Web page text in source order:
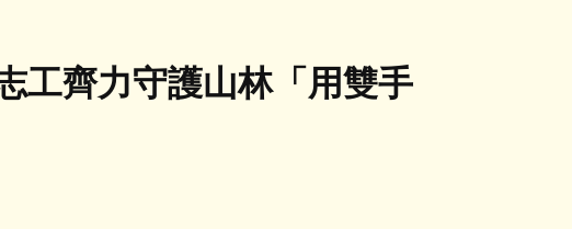
工齊力守護山林「用雙手